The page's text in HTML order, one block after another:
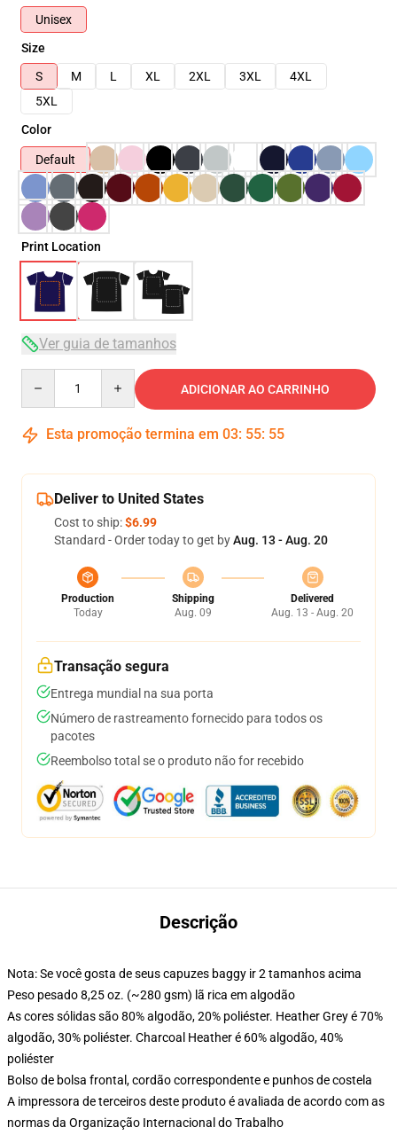
Unisex
Size
S
M L XL 2XL 3XL
4XL
5XL
Color
Default
Print Location
Ver guia de tamanhos
ADICIONAR AO CARRINHO
Esta promoção termina em 03: 55: 54
Deliver to United States
Cost to ship:$6.99
Standard - Order today to get byAug. 13 - Aug. 20
Production
Today
Shipping
Aug. 09
Delivered
Aug. 13 - Aug. 20
Transação segura
Entrega mundial na sua porta
Número de rastreamento fornecido para todos os
pacotes
Reembolso total se o produto não for recebido
Descrição
Nota: Se você gosta de seus capuzes baggy ir 2 tamanhos acima
Peso pesado 8,25 oz. (~280 gsm) lã rica em algodão
As cores sólidas são 80% algodão, 20% poliéster. Heather Grey é 70%
algodão, 30% poliéster. Charcoal Heather é 60% algodão, 40%
poliéster
Bolso de bolsa frontal, cordão correspondente e punhos de costela
A impressora de terceiros deste produto é avaliada de acordo com as
normas da Organização Internacional do Trabalho